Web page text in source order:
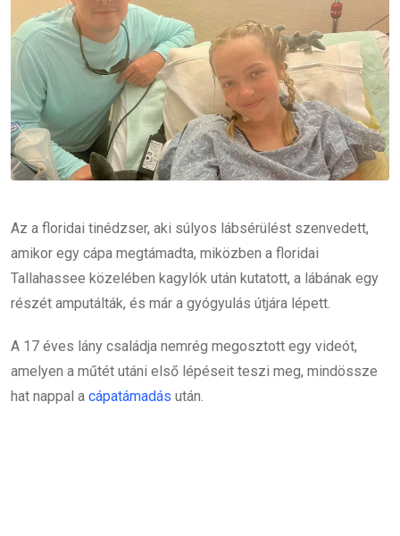
Az a floridai tinédzser, aki súlyos lábsérülést szenvedett,
amikor egy cápa megtámadta, miközben a floridai
Tallahassee közelében kagylók után kutatott, a lábának egy
részét amputálták, és már a gyógyulás útjára lépett.
A 17 éves lány családja nemrég megosztott egy videót,
amelyen a műtét utáni első lépéseit teszi meg, mindössze
hat nappal a cápatámadás után.